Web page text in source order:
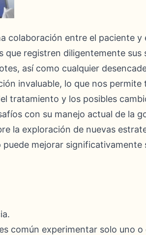
colaboración entre el paciente y
registren diligentemente sus
así como cualquier
invaluable, lo que nos permite
tratamiento y los posibles
con su manejo actual de la
la exploración de nuevas
mejorar significativamente
común experimentar solo uno o